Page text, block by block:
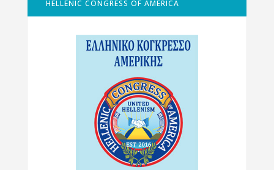
HELLENIC CONGRESS OF AMERICA